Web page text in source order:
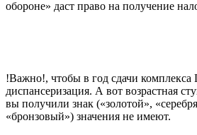
обороне» даст право на получение
!Важно!, чтобы в год сдачи
диспансеризация. А вот возрастная
вы получили знак («золотой»,
«бронзовый») значения не имеют.